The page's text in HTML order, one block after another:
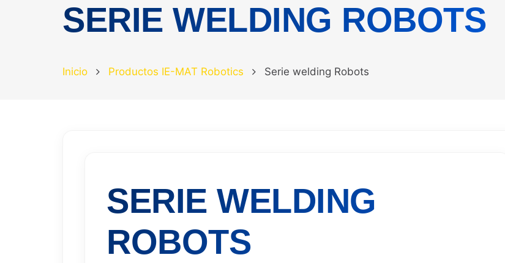
SERIE WELDING ROBOTS
Inicio Productos IE-MAT Robotics Serie welding Robots
SERIE WELDING
ROBOTS